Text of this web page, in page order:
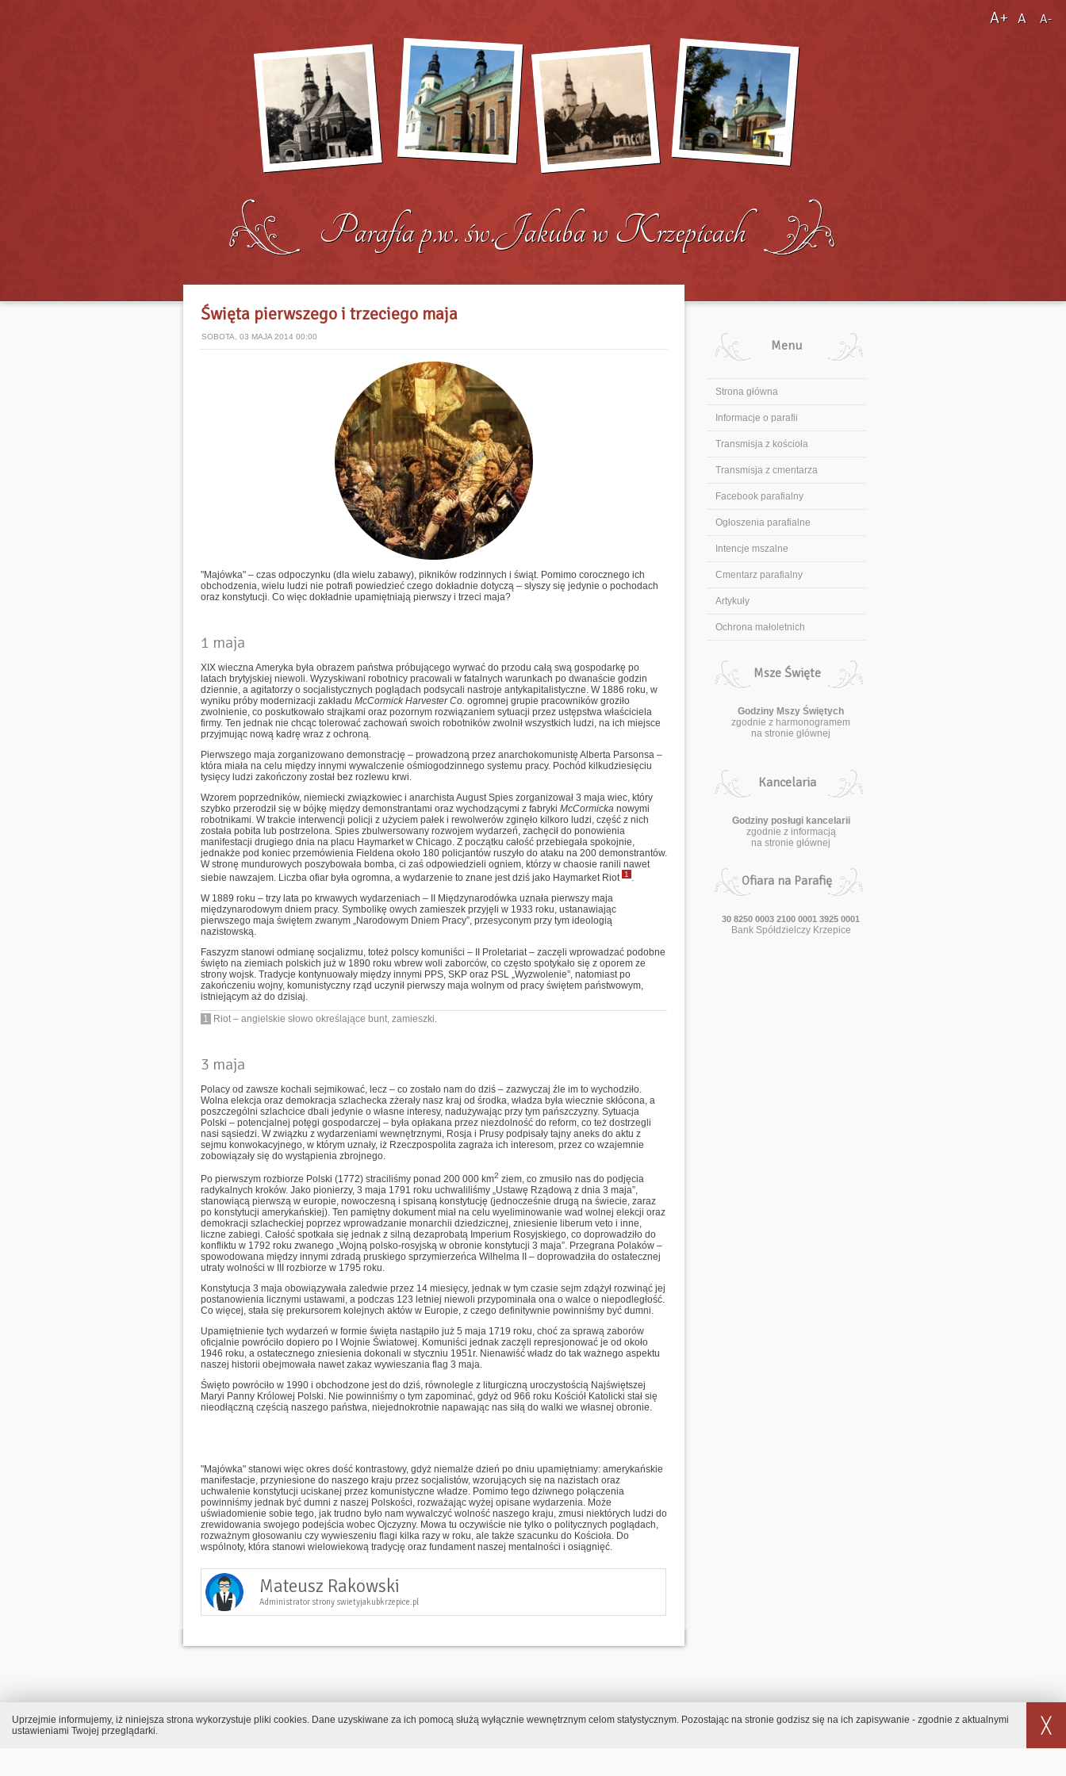
Uprzejmie informujemy, iż niniejsza strona wykorzystuje pliki cookies. Dane uzyskiwane za ich pomocą służą wyłącznie wewnętrznym celom statystycznym. Pozostając na stronie godzisz się na ich zapisywanie - zgodnie z aktualnymi
ustawieniami Twojej przeglądarki.
╳
A+ A A-
Menu
Strona główna
Informacje o parafii
Transmisja z kościoła
Transmisja z cmentarza
Facebook parafialny
Ogłoszenia parafialne
Intencje mszalne
Cmentarz parafialny
Artykuły
Ochrona małoletnich
Msze Święte
Godziny Mszy Świętych
zgodnie z harmonogramem
na stronie głównej
Kancelaria
Godziny posługi kancelarii
zgodnie z informacją
na stronie głównej
Ofiara na Parafię
30 8250 0003 2100 0001 3925 0001
Bank Spółdzielczy Krzepice
Święta pierwszego i trzeciego maja
SOBOTA, 03 MAJA 2014 00:00
"Majówka" – czas odpoczynku (dla wielu zabawy), pikników rodzinnych i świąt. Pomimo corocznego ich
obchodzenia, wielu ludzi nie potrafi powiedzieć czego dokładnie dotyczą – słyszy się jedynie o pochodach
oraz konstytucji. Co więc dokładnie upamiętniają pierwszy i trzeci maja?
1 maja
XIX wieczna Ameryka była obrazem państwa próbującego wyrwać do przodu całą swą gospodarkę po
latach brytyjskiej niewoli. Wyzyskiwani robotnicy pracowali w fatalnych warunkach po dwanaście godzin
dziennie, a agitatorzy o socjalistycznych poglądach podsycali nastroje antykapitalistyczne. W 1886 roku, w
wyniku próby modernizacji zakładu McCormick Harvester Co. ogromnej grupie pracowników groziło
zwolnienie, co poskutkowało strajkami oraz pozornym rozwiązaniem sytuacji przez ustępstwa właściciela
firmy. Ten jednak nie chcąc tolerować zachowań swoich robotników zwolnił wszystkich ludzi, na ich miejsce
przyjmując nową kadrę wraz z ochroną.
Pierwszego maja zorganizowano demonstrację – prowadzoną przez anarchokomunistę Alberta Parsonsa –
która miała na celu między innymi wywalczenie ośmiogodzinnego systemu pracy. Pochód kilkudziesięciu
tysięcy ludzi zakończony został bez rozlewu krwi.
Wzorem poprzedników, niemiecki związkowiec i anarchista August Spies zorganizował 3 maja wiec, który
szybko przerodził się w bójkę między demonstrantami oraz wychodzącymi z fabryki McCormicka nowymi
robotnikami. W trakcie interwencji policji z użyciem pałek i rewolwerów zginęło kilkoro ludzi, część z nich
została pobita lub postrzelona. Spies zbulwersowany rozwojem wydarzeń, zachęcił do ponowienia
manifestacji drugiego dnia na placu Haymarket w Chicago. Z początku całość przebiegała spokojnie,
jednakże pod koniec przemówienia Fieldena około 180 policjantów ruszyło do ataku na 200 demonstrantów.
W stronę mundurowych poszybowała bomba, ci zaś odpowiedzieli ogniem, którzy w chaosie ranili nawet
siebie nawzajem. Liczba ofiar była ogromna, a wydarzenie to znane jest dziś jako Haymarket Riot
1 .
W 1889 roku – trzy lata po krwawych wydarzeniach – II Międzynarodówka uznała pierwszy maja
międzynarodowym dniem pracy. Symbolikę owych zamieszek przyjęli w 1933 roku, ustanawiając
pierwszego maja świętem zwanym „Narodowym Dniem Pracy”, przesyconym przy tym ideologią
nazistowską.
Faszyzm stanowi odmianę socjalizmu, toteż polscy komuniści – II Proletariat – zaczęli wprowadzać podobne
święto na ziemiach polskich już w 1890 roku wbrew woli zaborców, co często spotykało się z oporem ze
strony wojsk. Tradycje kontynuowały między innymi PPS, SKP oraz PSL „Wyzwolenie”, natomiast po
zakończeniu wojny, komunistyczny rząd uczynił pierwszy maja wolnym od pracy świętem państwowym,
istniejącym aż do dzisiaj.
1
Riot – angielskie słowo określające bunt, zamieszki.
3 maja
Polacy od zawsze kochali sejmikować, lecz – co zostało nam do dziś – zazwyczaj źle im to wychodziło.
Wolna elekcja oraz demokracja szlachecka zżerały nasz kraj od środka, władza była wiecznie skłócona, a
poszczególni szlachcice dbali jedynie o własne interesy, nadużywając przy tym pańszczyzny. Sytuacja
Polski – potencjalnej potęgi gospodarczej – była opłakana przez niezdolność do reform, co też dostrzegli
nasi sąsiedzi. W związku z wydarzeniami wewnętrznymi, Rosja i Prusy podpisały tajny aneks do aktu z
sejmu konwokacyjnego, w którym uznały, iż Rzeczpospolita zagraża ich interesom, przez co wzajemnie
zobowiązały się do wystąpienia zbrojnego.
Po pierwszym rozbiorze Polski (1772) straciliśmy ponad 200 000 km2 ziem, co zmusiło nas do podjęcia
radykalnych kroków. Jako pionierzy, 3 maja 1791 roku uchwaliliśmy „Ustawę Rządową z dnia 3 maja”,
stanowiącą pierwszą w europie, nowoczesną i spisaną konstytucję (jednocześnie drugą na świecie, zaraz
po konstytucji amerykańskiej). Ten pamiętny dokument miał na celu wyeliminowanie wad wolnej elekcji oraz
demokracji szlacheckiej poprzez wprowadzanie monarchii dziedzicznej, zniesienie liberum veto i inne,
liczne zabiegi. Całość spotkała się jednak z silną dezaprobatą Imperium Rosyjskiego, co doprowadziło do
konfliktu w 1792 roku zwanego „Wojną polsko-rosyjską w obronie konstytucji 3 maja”. Przegrana Polaków –
spowodowana między innymi zdradą pruskiego sprzymierzeńca Wilhelma II – doprowadziła do ostatecznej
utraty wolności w III rozbiorze w 1795 roku.
Konstytucja 3 maja obowiązywała zaledwie przez 14 miesięcy, jednak w tym czasie sejm zdążył rozwinąć jej
postanowienia licznymi ustawami, a podczas 123 letniej niewoli przypominała ona o walce o niepodległość.
Co więcej, stała się prekursorem kolejnych aktów w Europie, z czego definitywnie powinniśmy być dumni.
Upamiętnienie tych wydarzeń w formie święta nastąpiło już 5 maja 1719 roku, choć za sprawą zaborów
oficjalnie powróciło dopiero po I Wojnie Światowej. Komuniści jednak zaczęli represjonować je od około
1946 roku, a ostatecznego zniesienia dokonali w styczniu 1951r. Nienawiść władz do tak ważnego aspektu
naszej historii obejmowała nawet zakaz wywieszania flag 3 maja.
Święto powróciło w 1990 i obchodzone jest do dziś, równolegle z liturgiczną uroczystością Najświętszej
Maryi Panny Królowej Polski. Nie powinniśmy o tym zapominać, gdyż od 966 roku Kościół Katolicki stał się
nieodłączną częścią naszego państwa, niejednokrotnie napawając nas siłą do walki we własnej obronie.
"Majówka" stanowi więc okres dość kontrastowy, gdyż niemalże dzień po dniu upamiętniamy: amerykańskie
manifestacje, przyniesione do naszego kraju przez socjalistów, wzorujących się na nazistach oraz
uchwalenie konstytucji uciskanej przez komunistyczne władze. Pomimo tego dziwnego połączenia
powinniśmy jednak być dumni z naszej Polskości, rozważając wyżej opisane wydarzenia. Może
uświadomienie sobie tego, jak trudno było nam wywalczyć wolność naszego kraju, zmusi niektórych ludzi do
zrewidowania swojego podejścia wobec Ojczyzny. Mowa tu oczywiście nie tylko o politycznych poglądach,
rozważnym głosowaniu czy wywieszeniu flagi kilka razy w roku, ale także szacunku do Kościoła. Do
wspólnoty, która stanowi wielowiekową tradycję oraz fundament naszej mentalności i osiągnięć.
Mateusz Rakowski
Administrator strony swietyjakubkrzepice.pl